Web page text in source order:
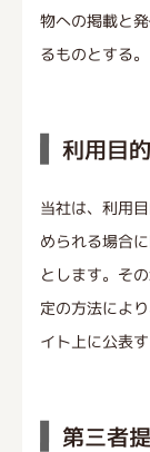
物への掲載と
るものとする。
利用目
当社は、利用
められる場合
とします。そ
定の方法によ
イト上に公表
第三者